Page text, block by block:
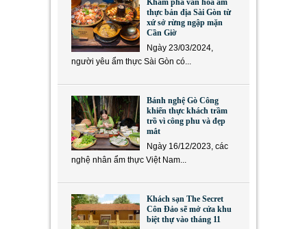
Khám phá văn hóa ẩm
thực bản địa Sài Gòn từ
xứ sở rừng ngập mặn
Cần Giờ
Ngày 23/03/2024,
người yêu ẩm thực Sài Gòn có...
Bánh nghệ Gò Công
khiến thực khách trầm
trồ vì công phu và đẹp
mắt
Ngày 16/12/2023, các
nghệ nhân ẩm thực Việt Nam...
Khách sạn The Secret
Côn Đảo sẽ mở cửa khu
biệt thự vào tháng 11